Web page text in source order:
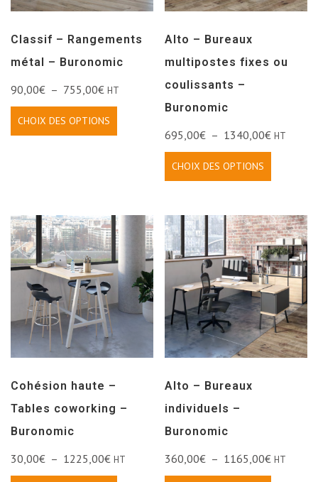
Classif – Rangements
métal – Buronomic
90,00€ – 755,00€ HT
CHOIX DES OPTIONS
Alto – Bureaux
multipostes fixes ou
coulissants –
Buronomic
695,00€ – 1340,00€ HT
CHOIX DES OPTIONS
Cohésion haute –
Tables coworking –
Buronomic
30,00€ – 1225,00€ HT
Alto – Bureaux
individuels –
Buronomic
360,00€ – 1165,00€ HT